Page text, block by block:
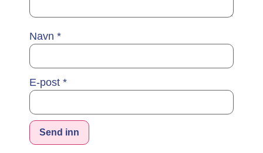
Navn *
E-post *